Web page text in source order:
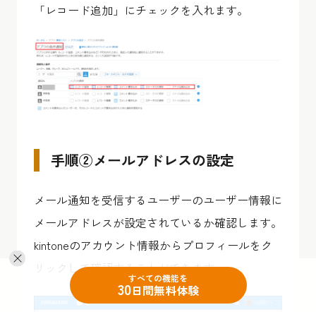
「レコード追加」にチェックを入れます。
手順②メールアドレスの設定
メール通知を受信するユーザーのユーザー情報に
メールアドレスが設定されているか確認します。
kintoneのアカウント情報からプロフィールをク
リックして確認することができます。
すべての機能を
30日間無料体験